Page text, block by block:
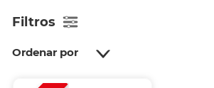
Filtros
Ordenar por